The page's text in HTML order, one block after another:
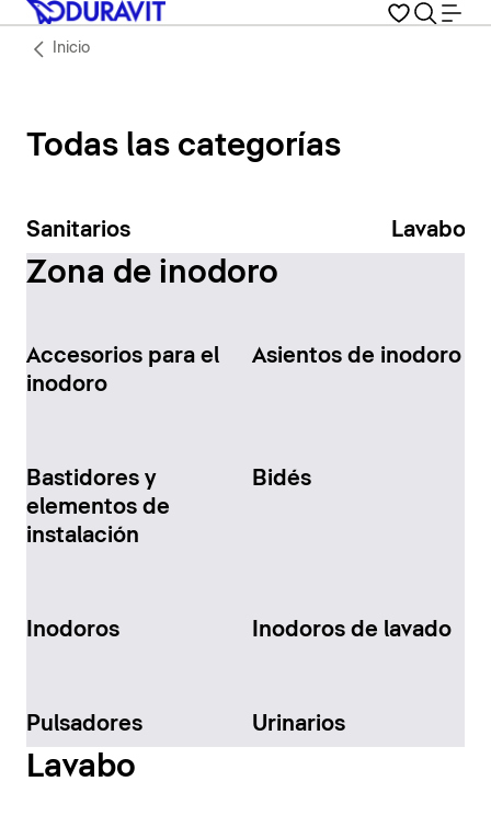
Inicio
Todas las categorías
Sanitarios Lavabos
Zona de inodoro
Accesorios para el
inodoro
Asientos de inodoro
Bastidores y
elementos de
instalación
Bidés
Inodoros Inodoros de lavado
Pulsadores Urinarios
Lavabo